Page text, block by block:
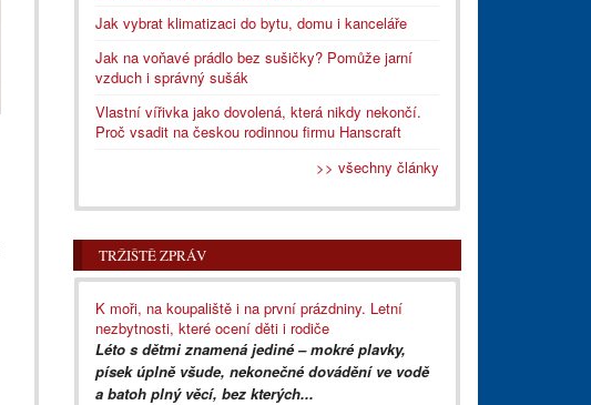
Jak vybrat klimatizaci do bytu, domu i kanceláře
Jak na voňavé prádlo bez sušičky? Pomůže jarní
vzduch i správný sušák
Vlastní vířivka jako dovolená, která nikdy nekončí.
Proč vsadit na českou rodinnou firmu Hanscraft
>> všechny články
TRŽIŠTĚ ZPRÁV
K moři, na koupaliště i na první prázdniny. Letní
nezbytnosti, které ocení děti i rodiče
Léto s dětmi znamená jediné – mokré plavky,
písek úplně všude, nekonečné dovádění ve vodě
a batoh plný věcí, bez kterých...